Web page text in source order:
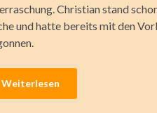
Christian stand
und hatte bereits mit den
Weiterlesen